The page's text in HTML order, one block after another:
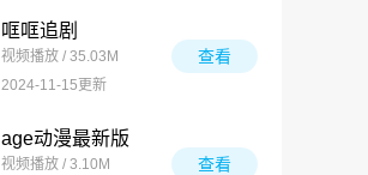
哐哐追剧
视频播放 / 35.03M
2024-11-15更新
查看
age动漫最新版
视频播放 / 3.10M
查看